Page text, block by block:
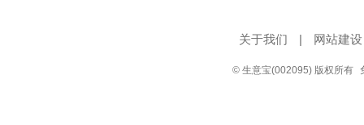
关于我们 | 网站建设
© 生意宝(002095) 版权所有